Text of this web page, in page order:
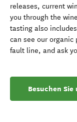
releases, current
you through the
tasting also
can see our organic
fault line, and ask
Besuchen